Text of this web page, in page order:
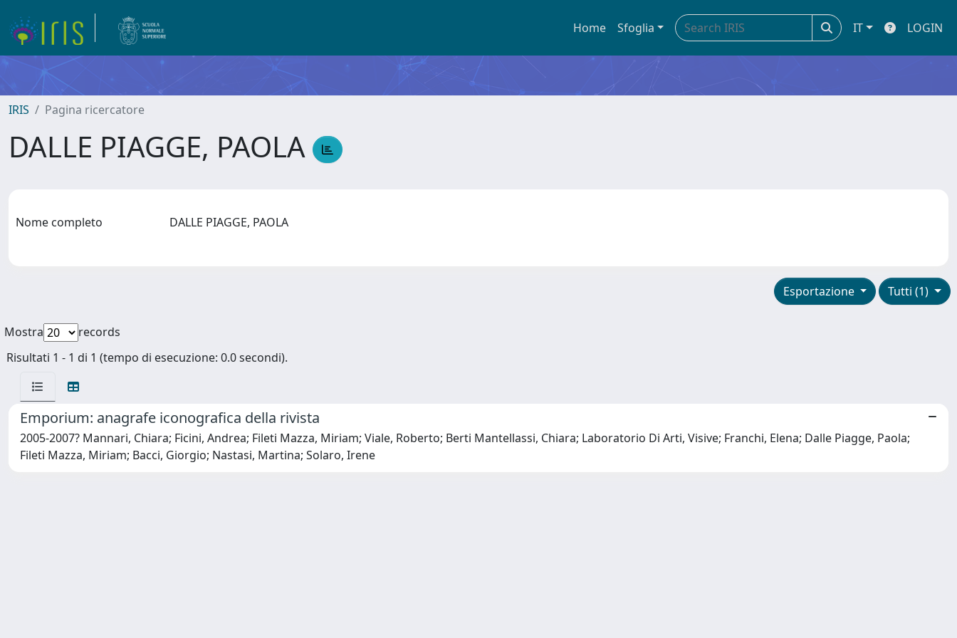
Home Sfoglia IT LOGIN
IRIS Pagina ricercatore
DALLE PIAGGE, PAOLA
Nome completo DALLE PIAGGE, PAOLA
Tutti (1)
Esportazione
Mostra
records
Risultati 1 - 1 di 1 (tempo di esecuzione: 0.0 secondi).
Emporium: anagrafe iconografica della rivista
2005-2007? Mannari, Chiara; Ficini, Andrea; Fileti Mazza, Miriam; Viale, Roberto; Berti Mantellassi, Chiara; Laboratorio Di Arti, Visive; Franchi, Elena; Dalle Piagge, Paola;
Fileti Mazza, Miriam; Bacci, Giorgio; Nastasi, Martina; Solaro, Irene